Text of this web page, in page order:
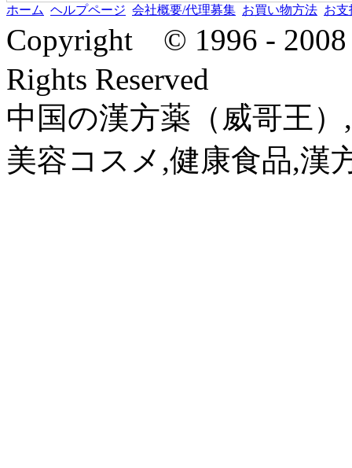
ホーム ヘルプページ 会社概要/代理募集 お買い物方法 お支
Copyright © 1996 -
Rights Reserved
中国の漢方薬（威哥王
美容コスメ,健康食品,漢